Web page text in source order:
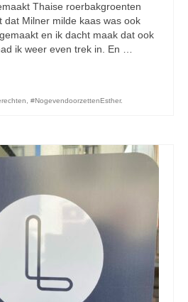
Thaise roerbakgroenten
dat Milner milde kaas was ook
en ik dacht maak dat ook
ik weer even trek in. En …
#NogevendoorzettenEsther.